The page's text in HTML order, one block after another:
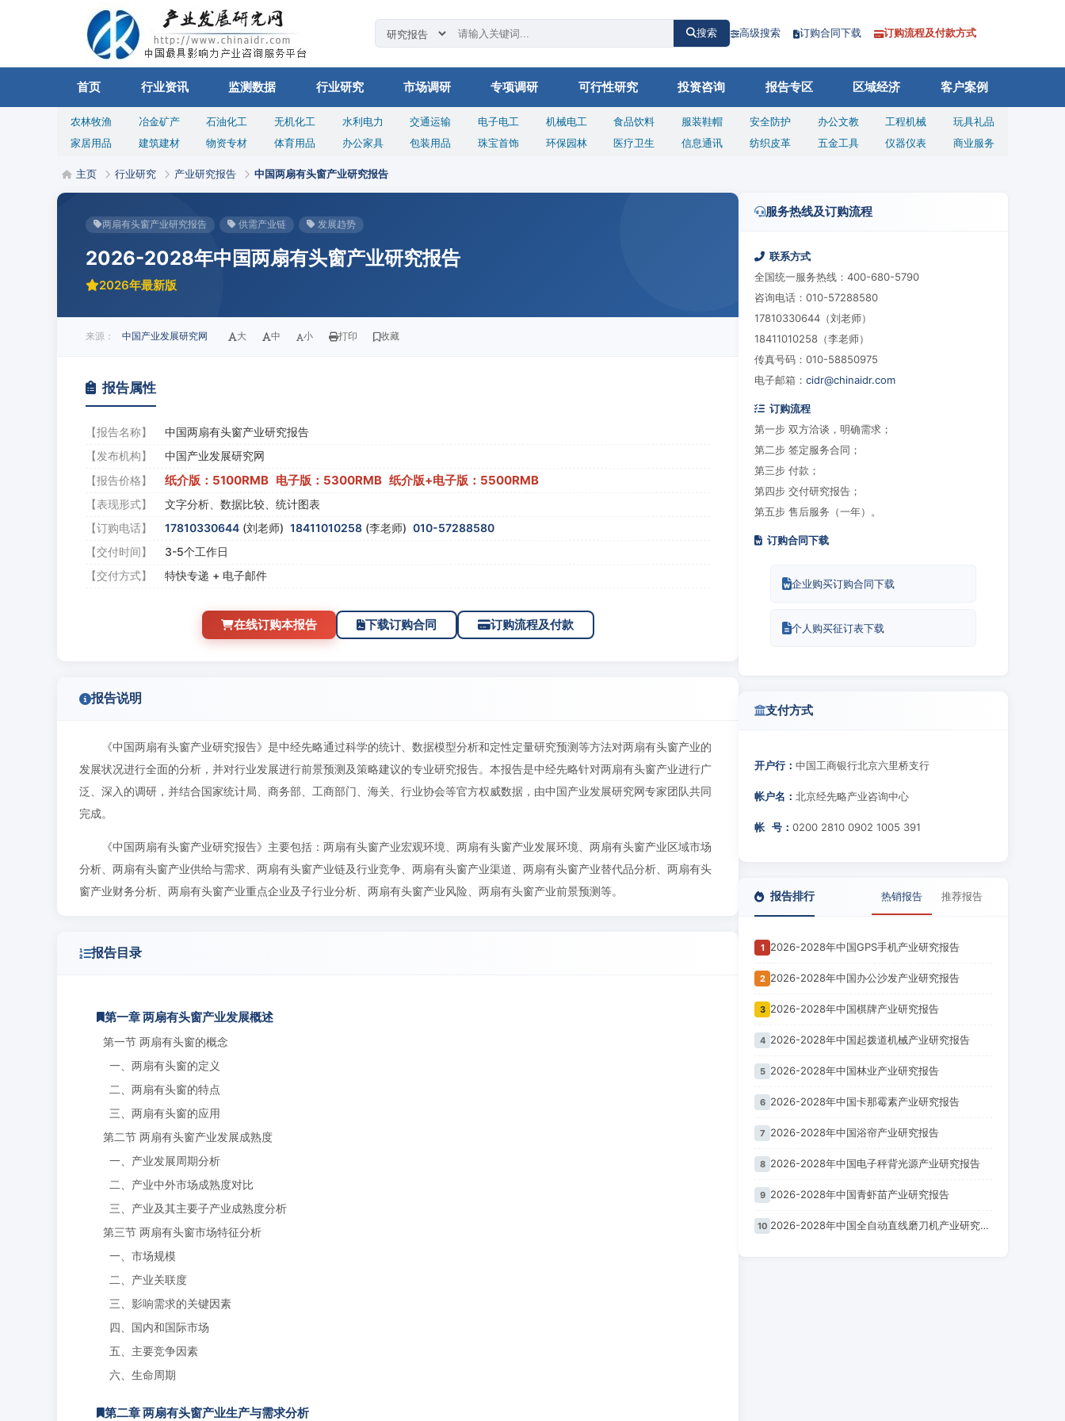
搜索 高级搜索 订购合同下载 订购流程及付款方式
首页 行业资讯 监测数据 行业研究 市场调研 专项调研 可行性研究 投资咨询 报告专区 区域经济 客户案例
农林牧渔 冶金矿产 石油化工 无机化工 水利电力 交通运输 电子电工 机械电工 食品饮料 服装鞋帽 安全防护 办公文教 工程机械
玩具礼品
家居用品
建筑建材 物资专材 体育用品 办公家具 包装用品 珠宝首饰 环保园林 医疗卫生 信息通讯 纺织皮革 五金工具 仪器仪表 商业服务
主页 行业研究 产业研究报告 中国两扇有头窗产业研究报告
两扇有头窗产业研究报告 供需产业链 发展趋势
2026-2028年中国两扇有头窗产业研究报告
2026年最新版
来源： 中国产业发展研究网 大 中 小 打印 收藏
报告属性
【报告名称】
中国两扇有头窗产业研究报告
【发布机构】
中国产业发展研究网
【报告价格】
纸介版：5100RMB 电子版：5300RMB 纸介版+电子版：5500RMB
【表现形式】
文字分析、数据比较、统计图表
【订购电话】
17810330644 (刘老师) 18411010258 (李老师) 010-57288580
【交付时间】
3-5个工作日
【交付方式】
特快专递 + 电子邮件
在线订购本报告 下载订购合同 订购流程及付款
报告说明
《中国两扇有头窗产业研究报告》是中经先略通过科学的统计、数据模型分析和定性定量研究预测等方法对两扇有头窗产业的
发展状况进行全面的分析，并对行业发展进行前景预测及策略建议的专业研究报告。本报告是中经先略针对两扇有头窗产业进行广
泛、深入的调研，并结合国家统计局、商务部、工商部门、海关、行业协会等官方权威数据，由中国产业发展研究网专家团队共同
完成。
《中国两扇有头窗产业研究报告》主要包括：两扇有头窗产业宏观环境、两扇有头窗产业发展环境、两扇有头窗产业区域市场
分析、两扇有头窗产业供给与需求、两扇有头窗产业链及行业竞争、两扇有头窗产业渠道、两扇有头窗产业替代品分析、两扇有头
窗产业财务分析、两扇有头窗产业重点企业及子行业分析、两扇有头窗产业风险、两扇有头窗产业前景预测等。
报告目录
第一章 两扇有头窗产业发展概述
第一节 两扇有头窗的概念
一、两扇有头窗的定义
二、两扇有头窗的特点
三、两扇有头窗的应用
第二节 两扇有头窗产业发展成熟度
一、产业发展周期分析
二、产业中外市场成熟度对比
三、产业及其主要子产业成熟度分析
第三节 两扇有头窗市场特征分析
一、市场规模
二、产业关联度
三、影响需求的关键因素
四、国内和国际市场
五、主要竞争因素
六、生命周期
第二章 两扇有头窗产业生产与需求分析
服务热线及订购流程
联系方式
全国统一服务热线：400-680-5790
咨询电话：010-57288580
17810330644（刘老师）
18411010258（李老师）
传真号码：010-58850975
电子邮箱： cidr@chinaidr.com
订购流程
第一步 双方洽谈，明确需求；
第二步 签定服务合同；
第三步 付款；
第四步 交付研究报告；
第五步 售后服务（一年）。
订购合同下载
企业购买订购合同下载
个人购买征订表下载
支付方式
开户行： 中国工商银行北京六里桥支行
帐户名： 北京经先略产业咨询中心
帐 号： 0200 2810 0902 1005 391
报告排行 热销报告 推荐报告
1 2026-2028年中国GPS手机产业研究报告
2 2026-2028年中国办公沙发产业研究报告
3 2026-2028年中国棋牌产业研究报告
4 2026-2028年中国起拨道机械产业研究报告
5 2026-2028年中国林业产业研究报告
6 2026-2028年中国卡那霉素产业研究报告
7 2026-2028年中国浴帘产业研究报告
8 2026-2028年中国电子秤背光源产业研究报告
9 2026-2028年中国青虾苗产业研究报告
10 2026-2028年中国全自动直线磨刀机产业研究报告